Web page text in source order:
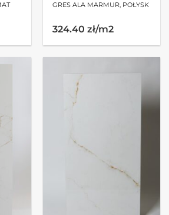
GRES ALA MARMUR, POŁYSK
324.40 zł/m2